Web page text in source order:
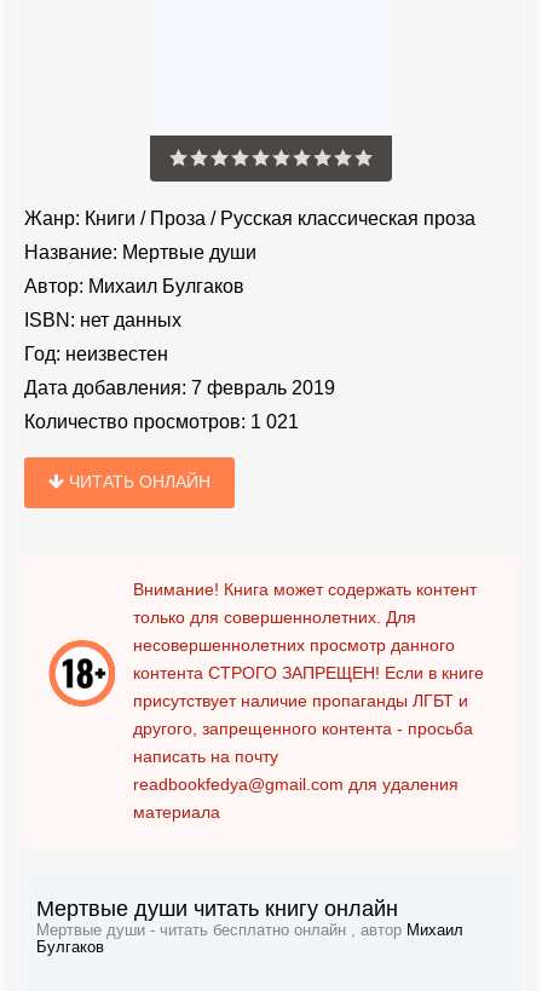
Жанр: Книги / Проза / Русская классическая проза
Название: Мертвые души
Автор: Михаил Булгаков
ISBN: нет данных
Год: неизвестен
Дата добавления: 7 февраль 2019
Количество просмотров: 1 021
ЧИТАТЬ ОНЛАЙН
Внимание! Книга может содержать контент
только для совершеннолетних. Для
несовершеннолетних просмотр данного
контента СТРОГО ЗАПРЕЩЕН! Если в книге
присутствует наличие пропаганды ЛГБТ и
другого, запрещенного контента - просьба
написать на почту
readbookfedya@gmail.com для удаления
материала
Мертвые души читать книгу онлайн
Мертвые души - читать бесплатно онлайн , автор Михаил
Булгаков